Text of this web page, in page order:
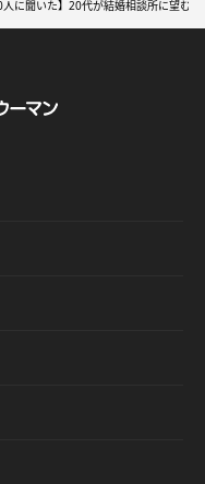
人に聞いた】20代が結婚相談所に望む